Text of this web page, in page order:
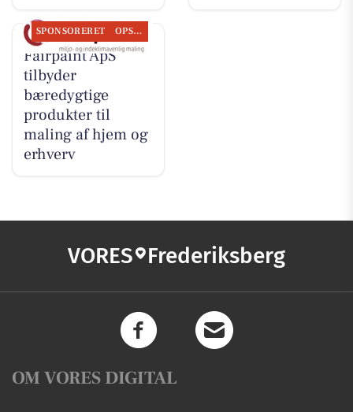
SPONSORERET OPSLAGSTAVLEN
Fairpaint ApS
tilbyder
bæredygtige
produkter til
maling af hjem og
erhverv
VORES Frederiksberg
OM VORES DIGITAL